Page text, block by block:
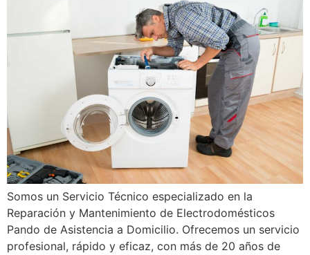
Somos un Servicio Técnico especializado en la
Reparación y Mantenimiento de Electrodomésticos
Pando de Asistencia a Domicilio. Ofrecemos un servicio
profesional, rápido y eficaz, con más de 20 años de